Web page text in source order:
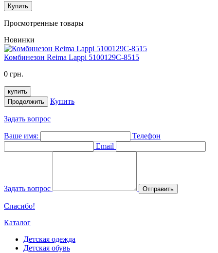
Купить
Просмотренные товары
Новинки
Комбинезон Reima Lappi 5100129C-8515
0 грн.
купить
Продолжить
Купить
Задать вопрос
Ваше имя:
Телефон
Email
Задать вопрос Отправить
Спасибо!
Каталог
Детская одежда
Детская обувь